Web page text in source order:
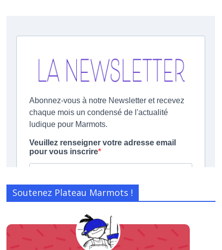
Soutenez Plateau Marmots !